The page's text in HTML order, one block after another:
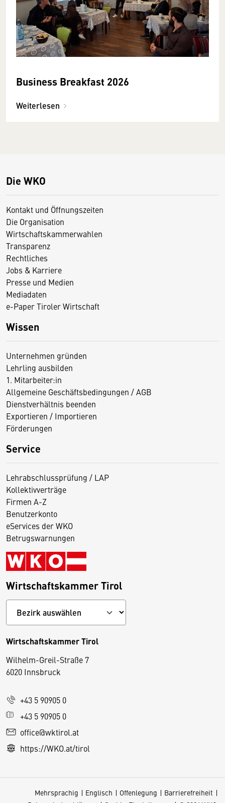
Business Breakfast 2026
Weiterlesen
Die WKO
Kontakt und Öffnungszeiten
Die Organisation
Wirtschaftskammerwahlen
Transparenz
Rechtliches
Jobs & Karriere
Presse und Medien
Mediadaten
e-Paper Tiroler Wirtschaft
Wissen
Unternehmen gründen
Lehrling ausbilden
1. Mitarbeiter:in
Allgemeine Geschäftsbedingungen / AGB
Dienstverhältnis beenden
Exportieren / Importieren
Förderungen
Service
Lehrabschlussprüfung / LAP
Kollektivverträge
Firmen A-Z
Benutzerkonto
eServices der WKO
Betrugswarnungen
Wirtschaftskammer Tirol
Wirtschaftskammer Tirol
Wilhelm-Greil-Straße 7
6020 Innsbruck
+43 5 90905 0
+43 5 90905 0
office@wktirol.at
https://WKO.at/tirol
Mehrsprachig Englisch Offenlegung
Barrierefreiheit
D
i
s
e
S
e